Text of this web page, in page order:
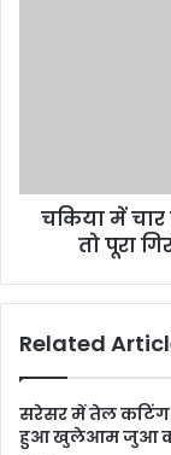
चकिया में
तो पूरा
Related
सरेसर में तेल
हुआ खुलेआम जुआ